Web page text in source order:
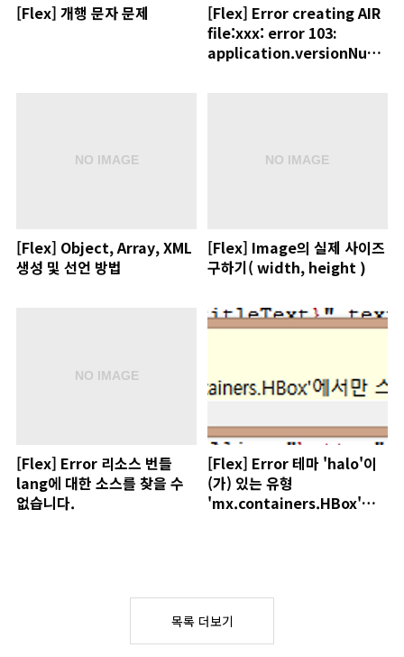
[Flex] 개행 문자 문제
[Flex] Error creating AIR
file:xxx: error 103:
application.versionNumber
[Flex] Object, Array, XML
생성 및 선언 방법
[Flex] Image의 실제 사이즈
구하기( width, height )
[Flex] Error 리소스 번들
lang에 대한 소스를 찾을 수
없습니다.
[Flex] Error 테마 'halo'이
(가) 있는 유형
'mx.containers.HBox'에
목록 더보기